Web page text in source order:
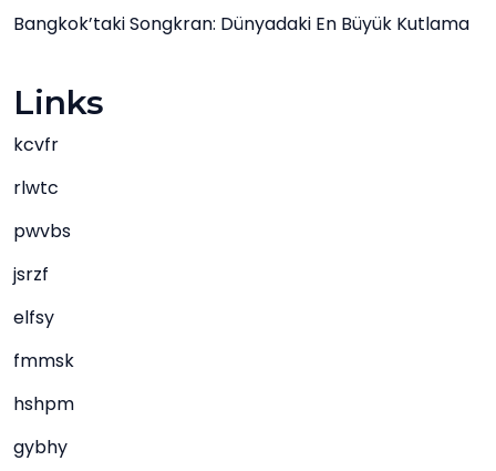
Bangkok’taki Songkran: Dünyadaki En Büyük Kutlama
Links
kcvfr
rlwtc
pwvbs
jsrzf
elfsy
fmmsk
hshpm
gybhy